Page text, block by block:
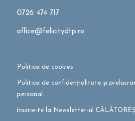
0726 474 717
office@felicitydtp.ro
Politica de cookies
Politica de confidențialitate și
personal
înscrie-te la Newsletter-ul